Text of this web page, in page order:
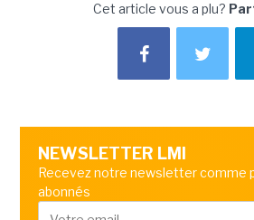
Cet article vous a plu?
NEWSLETTER LMI
Recevez notre newsletter comme
abonnés